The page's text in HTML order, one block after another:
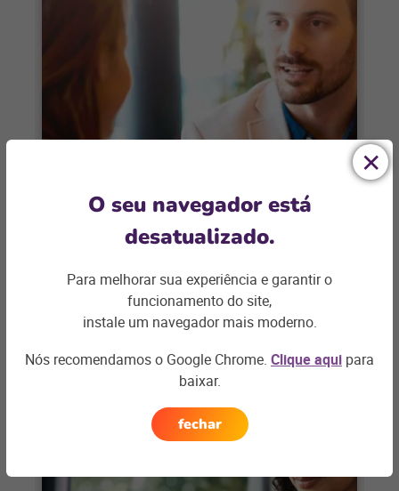
Os 12 maiores erros que você não
vai cometer ao contratar no varejo
As pessoas são elementos fundamentais
no composto de varejo. Uma indústria
altamente dependente da habilidade do
capital humano, tanto na
+ saiba mais
O seu navegador está
desatualizado.
Para melhorar sua experiência e garantir o
funcionamento do site,
instale um navegador mais moderno.
Nós recomendamos o Google Chrome. Clique aqui para
baixar.
fechar